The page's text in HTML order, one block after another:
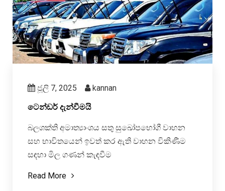
ජූලි 7, 2025 kannan
ටෙන්ඩර් දැන්වීමයි
බලශක්ති අමාත්‍යාංශය සතු සුඛෝපභෝගී වාහන
සහ භාවිතයෙන් ඉවත් කර ඇති වාහන විකිණීම
සඳහා මිල ගණන් කැඳවීම
Read More